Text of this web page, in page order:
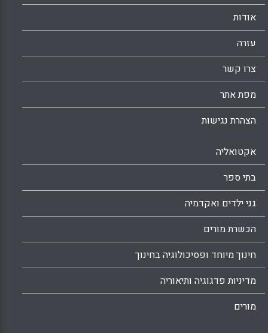
אודות
עזרה
צרו קשר
מפת אתר
הצהרת נגישות
אקטואליה
בתי ספר
גני ילדים ואקדמיה
הכשרת מורים
חינוך מיוחד ופסיכולוגיה בחינוך
מדיניות פדגוגיה ותיאוריה
מורים